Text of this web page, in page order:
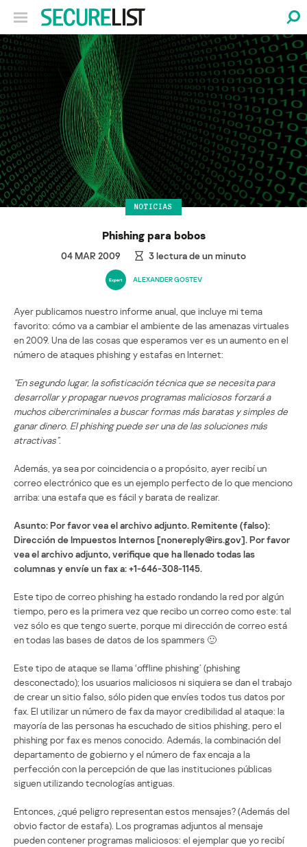
NOTICIAS
Phishing para bobos
04 MAR 2009 3lectura de un minuto
ALEXANDER GOSTEV
Ayer publicamos nuestro informe anual, que incluye mi tema
favorito: cómo va a cambiar el ambiente de las amenazas virtuales
en 2009. Una de las cosas que esperamos ver es un aumento en el
número de ataques phishing y estafas en Internet:
“En segundo lugar, la sofisticación técnica que se necesita para
desarrollar y propagar nuevos programas maliciosos forzará a
muchos cibercriminales a buscar formas más baratas y simples de
ganar dinero. El phishing puede ser una de las soluciones más
atractivas”.
Además, ya sea por coincidencia o a propósito, ayer recibí un
correo electrónico que es un ejemplo perfecto de lo que menciono
arriba: una estafa que es fácil y barata de realizar.
Asunto: Por favor vea el archivo adjunto. Remitente (falso):
Dirección de Impuestos Internos [nonereply@irs.gov]. Por favor
vea el archivo adjunto, verifique que ha llenado todas las
columnas y envíe un fax a: +1-646-308-1145.
Este tipo de correo phishing ha estado rondando la red por algún
tiempo, pero es la primera vez que recibo un correo como este: tal
vez sólo es que tengo suerte, porque mi dirección de correo está
en todas las bases de datos de los spammers 🙂
Este tipo de ataque se llama ‘offline phishing’ (phishing
desconectado); los usuarios maliciosos ni siquiera se dan el trabajo
de crear un sitio falso, sólo piden que envíes todos tus datos por
fax. El utilizar un número de fax da mayor credibilidad al ataque: la
mayoría de las personas ha escuchado de sitios phishing, pero el
phishing por fax es menos conocido. Además, la combinación del
departamento de gobierno y el número de fax encaja a la
perfección con la percepción de que las instituciones públicas
siguen utilizando tecnologías antiguas.
Entonces, ¿qué peligro representan estos mensajes? (Además del
obvio factor de estafa). Los programas adjuntos al mensaje
pueden contener programas maliciosos: el ejemplar que yo recibí